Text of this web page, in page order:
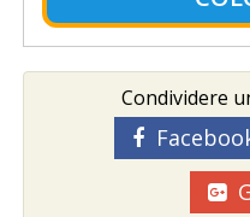
Condividere